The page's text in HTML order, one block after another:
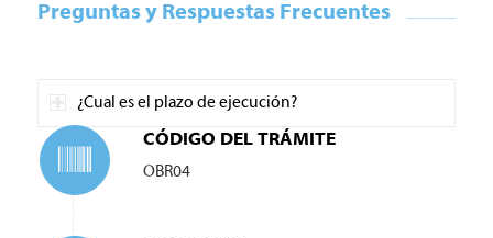
Preguntas y Respuestas Frecuentes
¿Cual es el plazo de ejecución?
CÓDIGO DEL TRÁMITE
OBR04